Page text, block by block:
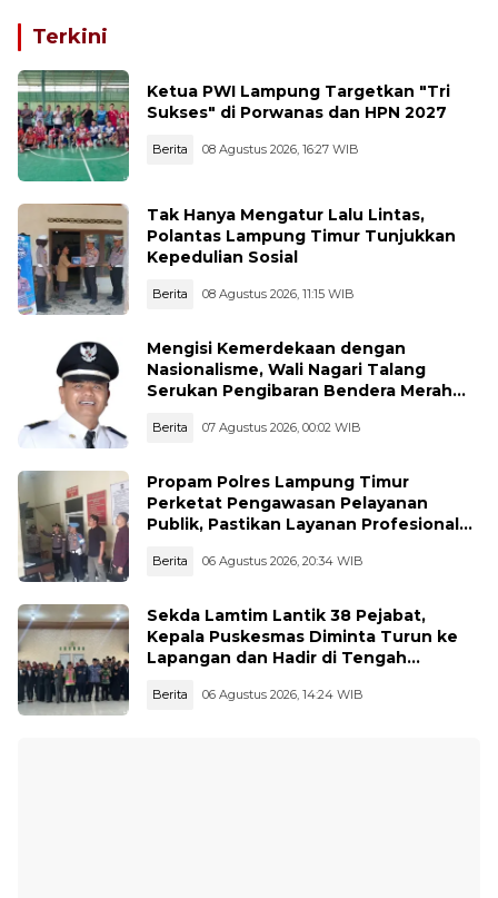
Terkini
Ketua PWI Lampung Targetkan "Tri
Sukses" di Porwanas dan HPN 2027
Berita 08 Agustus 2026, 16:27 WIB
Tak Hanya Mengatur Lalu Lintas,
Polantas Lampung Timur Tunjukkan
Kepedulian Sosial
Berita 08 Agustus 2026, 11:15 WIB
Mengisi Kemerdekaan dengan
Nasionalisme, Wali Nagari Talang
Serukan Pengibaran Bendera Merah
Berita 07 Agustus 2026, 00:02 WIB
Propam Polres Lampung Timur
Perketat Pengawasan Pelayanan
Publik, Pastikan Layanan Profesional
Berita 06 Agustus 2026, 20:34 WIB
Sekda Lamtim Lantik 38 Pejabat,
Kepala Puskesmas Diminta Turun ke
Lapangan dan Hadir di Tengah
Berita 06 Agustus 2026, 14:24 WIB